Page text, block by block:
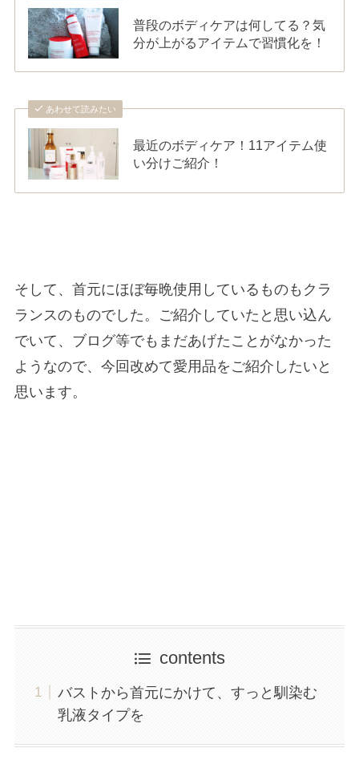
普段のボディケアは何してる？気
分が上がるアイテムで習慣化を！
あわせて読みたい
最近のボディケア！11アイテム使
い分けご紹介！
そして、首元にほぼ毎晩使用しているものもクラ
ランスのものでした。ご紹介していたと思い込ん
でいて、ブログ等でもまだあげたことがなかった
ようなので、今回改めて愛用品をご紹介したいと
思います。
contents
バストから首元にかけて、すっと馴染む
乳液タイプを